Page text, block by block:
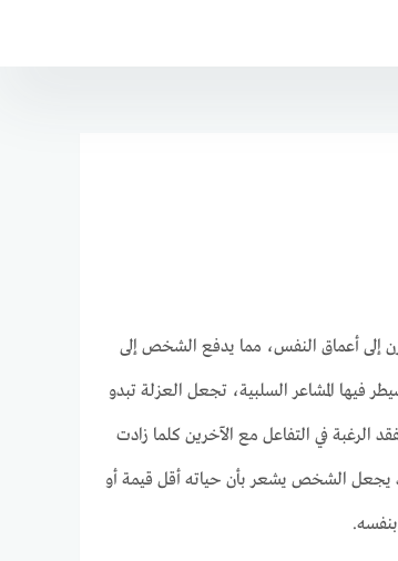
إلى أعماق النفس، مما يدفع الشخص إلى
فيها المشاعر السلبية، تجعل العزلة تبدو
في التفاعل مع الآخرين كلما زادت
يجعل الشخص يشعر بأن حياته أقل قيمة أو